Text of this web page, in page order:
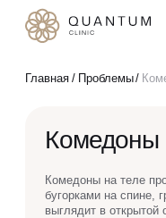
Услуги
Аппаратная
Проблемы
До/после
Главная Проблемы
Комедоны
Комедоны на теле
бугорками на спине,
выглядит в